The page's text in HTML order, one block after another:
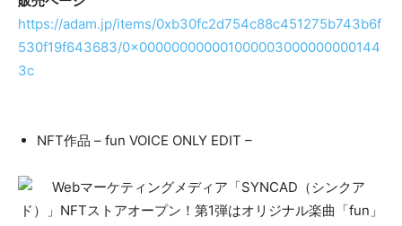
https://adam.jp/items/0xb30fc2d754c88c451275b743b6f
530f19f643683/0x000000000001000003000000000144
3c
NFT作品 – fun VOICE ONLY EDIT –